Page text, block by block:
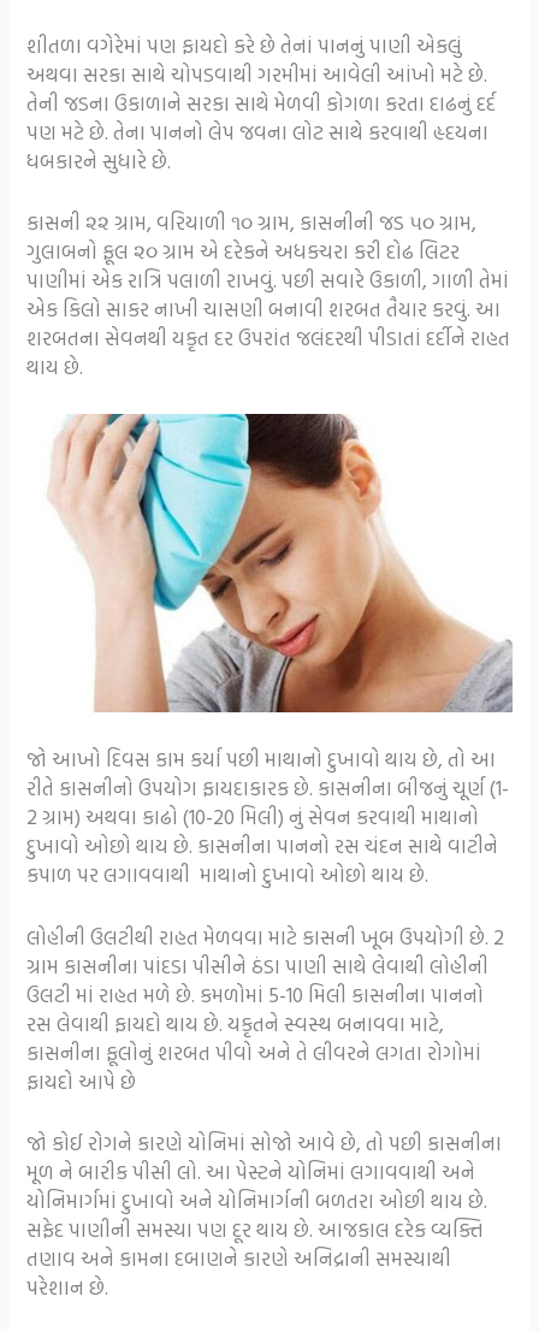
શીતળા વગેરેમાં પણ ફાયદો કરે છે તેનાં પાનનું પાણી એકલું
અથવા સરકા સાથે ચોપડવાથી ગરમીમાં આવેલી આંખો મટે છે.
તેની જડના ઉકાળાને સરકા સાથે મેળવી કોગળા કરતા દાઢનું દર્દ
પણ મટે છે. તેના પાનનો લેપ જવના લોટ સાથે કરવાથી હૃદયના
ધબકારને સુધારે છે.
કાસની ૨૨ ગ્રામ, વરિયાળી ૧૦ ગ્રામ, કાસનીની જડ ૫૦ ગ્રામ,
ગુલાબનો ફૂલ ૨૦ ગ્રામ એ દરેકને અધકચરા કરી દોઢ લિટર
પાણીમાં એક રાત્રિ પલાળી રાખવું. પછી સવારે ઉકાળી, ગાળી તેમાં
એક કિલો સાકર નાખી ચાસણી બનાવી શરબત તૈયાર કરવું. આ
શરબતના સેવનથી યકૃત દર ઉપરાંત જલંદરથી પીડાતાં દર્દીને રાહત
થાય છે.
જો આખો દિવસ કામ કર્યા પછી માથાનો દુખાવો થાય છે, તો આ
રીતે કાસનીનો ઉપયોગ ફાયદાકારક છે. કાસનીના બીજનું ચૂર્ણ (1-
2 ગ્રામ) અથવા કાઢો (10-20 મિલી) નું સેવન કરવાથી માથાનો
દુખાવો ઓછો થાય છે. કાસનીના પાનનો રસ ચંદન સાથે વાટીને
કપાળ પર લગાવવાથી માથાનો દુખાવો ઓછો થાય છે.
લોહીની ઉલટીથી રાહત મેળવવા માટે કાસની ખૂબ ઉપયોગી છે. 2
ગ્રામ કાસનીના પાંદડા પીસીને ઠંડા પાણી સાથે લેવાથી લોહીની
ઉલટી માં રાહત મળે છે. કમળોમાં 5-10 મિલી કાસનીના પાનનો
રસ લેવાથી ફાયદો થાય છે. યકૃતને સ્વસ્થ બનાવવા માટે,
કાસનીના ફૂલોનું શરબત પીવો અને તે લીવરને લગતા રોગોમાં
ફાયદો આપે છે
જો કોઈ રોગને કારણે યોનિમાં સોજો આવે છે, તો પછી કાસનીના
મૂળ ને બારીક પીસી લો. આ પેસ્ટને યોનિમાં લગાવવાથી અને
યોનિમાર્ગમાં દુખાવો અને યોનિમાર્ગની બળતરા ઓછી થાય છે.
સફેદ પાણીની સમસ્યા પણ દૂર થાય છે. આજકાલ દરેક વ્યક્તિ
તણાવ અને કામના દબાણને કારણે અનિદ્રાની સમસ્યાથી
પરેશાન છે.